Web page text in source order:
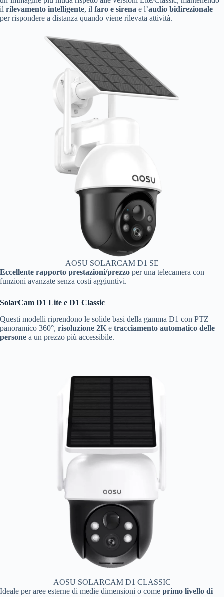
il rilevamento intelligente, il faro e sirena e l’audio bidirezionale
per rispondere a distanza quando viene rilevata attività.
AOSU SOLARCAM D1 SE
Eccellente rapporto prestazioni/prezzo per una telecamera con
funzioni avanzate senza costi aggiuntivi.
SolarCam D1 Lite e D1 Classic
Questi modelli riprendono le solide basi della gamma D1 con PTZ
panoramico 360°, risoluzione 2K e tracciamento automatico delle
persone a un prezzo più accessibile.
AOSU SOLARCAM D1 CLASSIC
Ideale per aree esterne di medie dimensioni o come primo livello di